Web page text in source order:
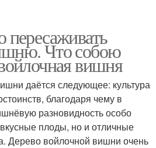
пересаживать
Что собою
вишня
даётся следующее: культура
благодаря чему в
разновидность особо
плоды, но и отличные
Дерево войлочной вишни очень